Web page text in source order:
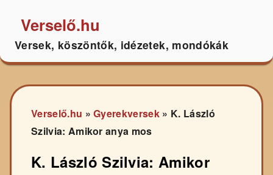
Verselő.hu
Versek, köszöntők, idézetek, mondókák
Verselő.hu »Gyerekversek » K. László
Szilvia: Amikor anya mos
K. László Szilvia: Amikor